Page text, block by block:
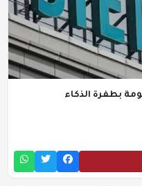
بطفرة الذكاء